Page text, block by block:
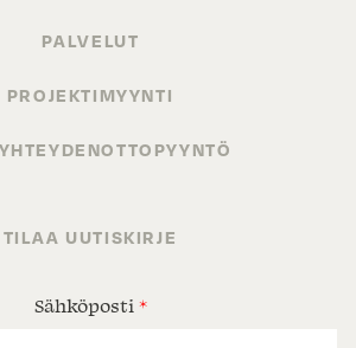
PALVELUT
PROJEKTIMYYNTI
TILAA UUTISKIRJE
Sähköposti *